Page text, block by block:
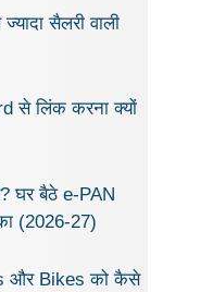
सैलरी वाली
से लिंक करना क्यों
घर बैठे e-PAN
(2026-27)
और Bikes को कैसे